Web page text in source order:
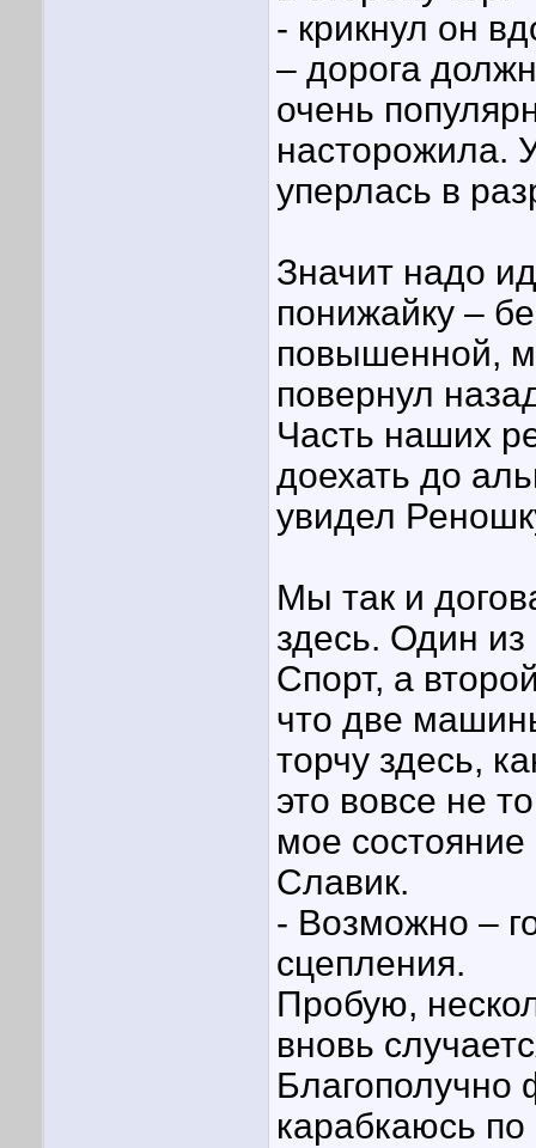
- крикнул он
– дорога
очень
насторожила.
уперлась в
Значит надо
понижайку –
повышенной,
повернул
Часть наших
доехать до
увидел
Мы так и
здесь. Один
Спорт, а
что две
торчу здесь,
это вовсе не
мое
Славик.
- Возможно –
сцепления.
Пробую,
вновь
Благополучно
карабкаюсь